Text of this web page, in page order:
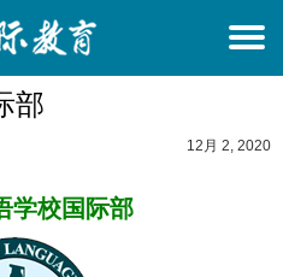
部
12月 2, 2020
学校国际部